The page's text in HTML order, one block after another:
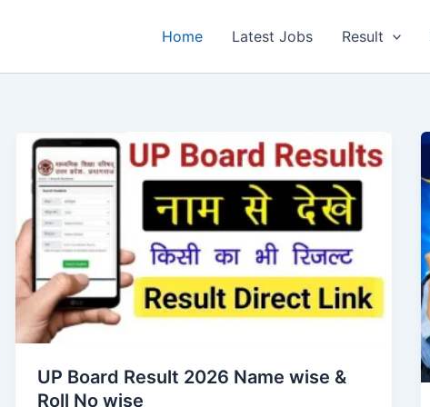
Home Latest Jobs Result
UP Board Result 2026 Name wise &
Roll No wise